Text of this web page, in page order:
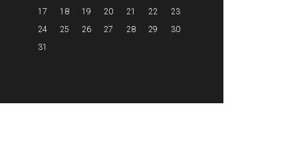
17
18 19 20 21 22
23
24
25 26 27 28 29
30
31